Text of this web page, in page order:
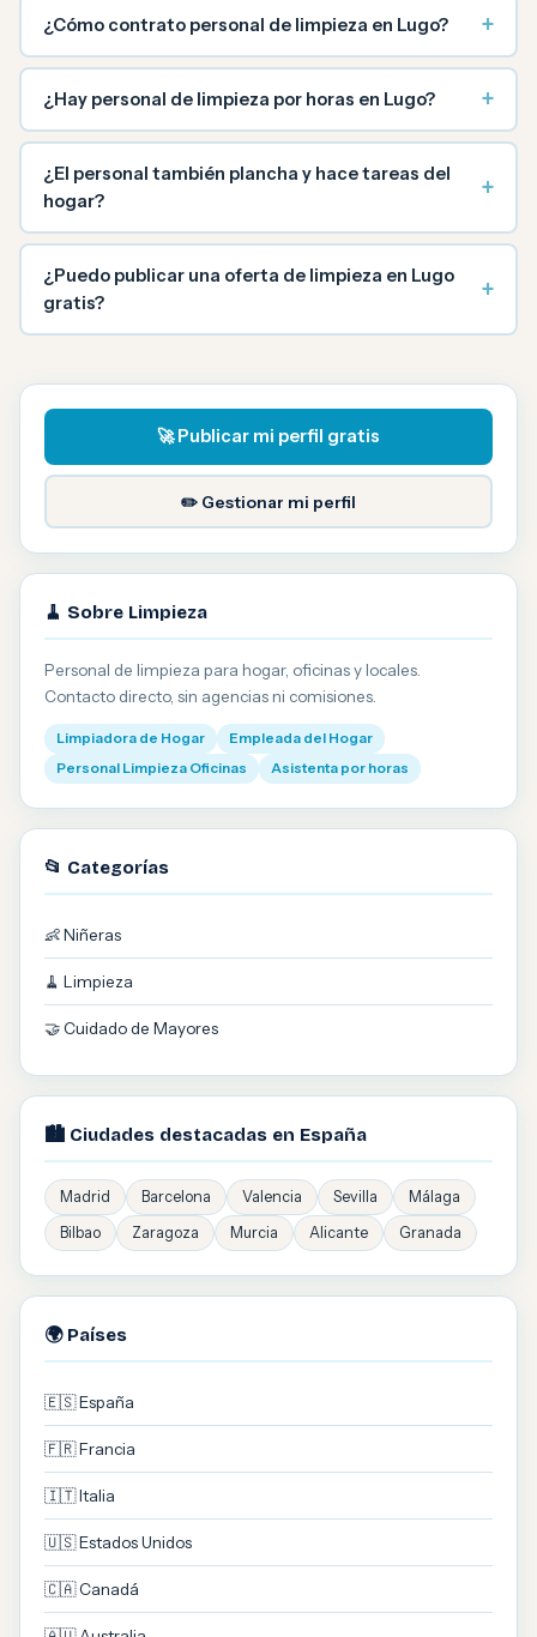
¿Cómo contrato personal de limpieza en Lugo? +
¿Hay personal de limpieza por horas en Lugo? +
¿El personal también plancha y hace tareas del
hogar?
+
¿Puedo publicar una oferta de limpieza en Lugo
gratis?
+
🚀 Publicar mi perfil gratis
✏️ Gestionar mi perfil
🧹 Sobre Limpieza
Personal de limpieza para hogar, oficinas y locales.
Contacto directo, sin agencias ni comisiones.
Limpiadora de Hogar
Empleada del Hogar
Personal Limpieza Oficinas
Asistenta por horas
📂 Categorías
👶 Niñeras
🧹 Limpieza
🤝 Cuidado de Mayores
🏙️ Ciudades destacadas en España
Madrid Barcelona Valencia Sevilla
Málaga
Bilbao
Zaragoza Murcia Alicante Granada
🌍 Países
🇪🇸 España
🇫🇷 Francia
🇮🇹 Italia
🇺🇸 Estados Unidos
🇨🇦 Canadá